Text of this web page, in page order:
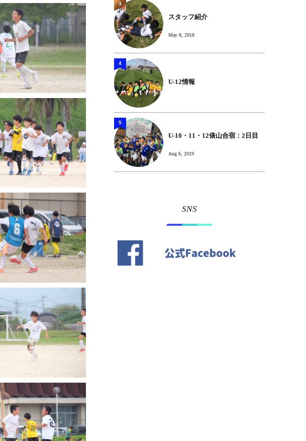
スタッフ紹介
May 8, 2018
3
U-12情報
4
U-10・11・12俵山合宿：2日目
Aug 6, 2019
5
SNS